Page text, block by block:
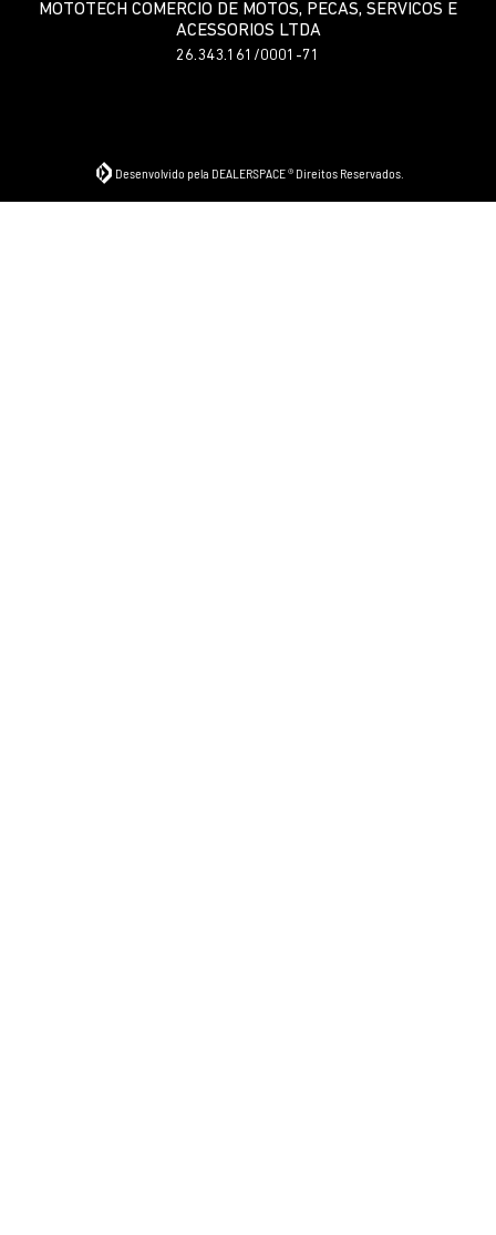
MOTOTECH COMERCIO DE MOTOS, PECAS, SERVICOS E
ACESSORIOS LTDA
26.343.161/0001-71
Desenvolvido pela DEALERSPACE ® Direitos Reservados.